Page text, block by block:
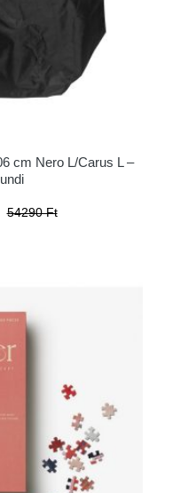
cm Nero L/Carus L –
54290 Ft